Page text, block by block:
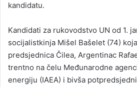
kandidatu.
Kandidati za rukovodstvo UN od 1.
socijalistkinja Mišel Bašelet (74)
predsjednica Čilea, Argentinac
trentno na čelu Međunarodne
energiju (IAEA) i bivša